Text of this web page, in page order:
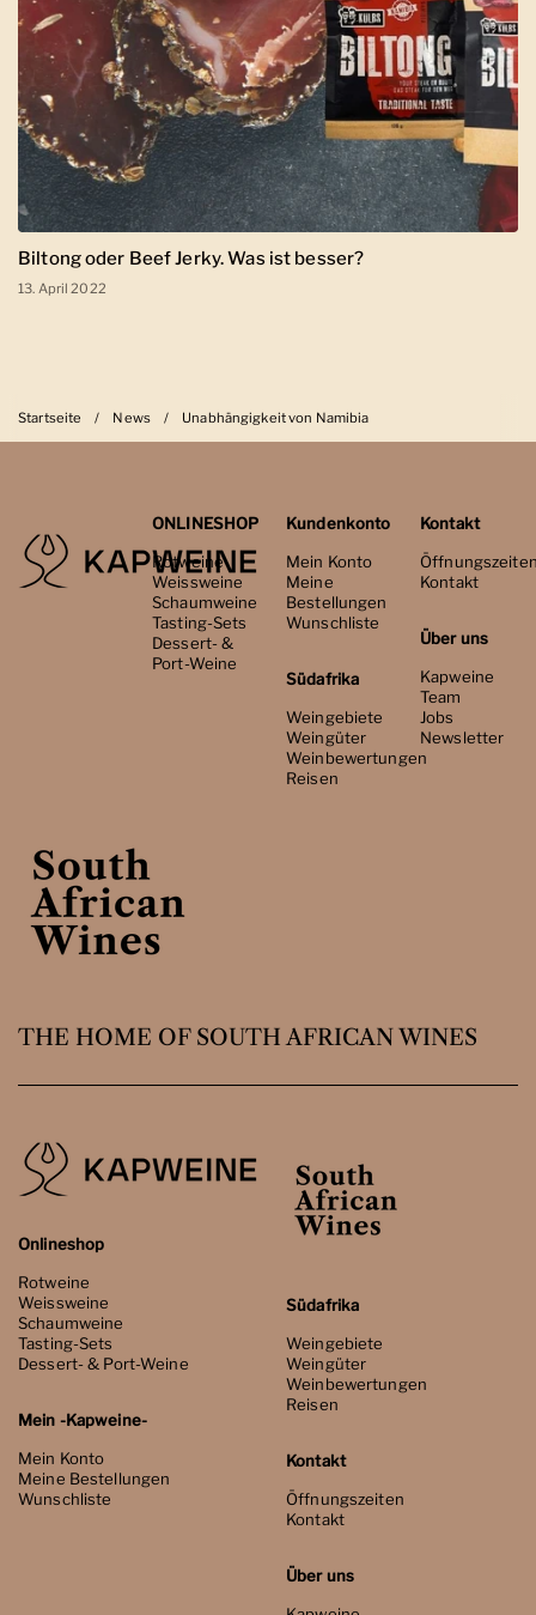
Biltong oder Beef Jerky. Was ist besser?
13. April 2022
Startseite / News / Unabhängigkeit von Namibia
ONLINESHOP
Rotweine
Weissweine
Schaumweine
Tasting-Sets
Dessert- &
Port-Weine
Kundenkonto
Mein Konto
Meine
Bestellungen
Wunschliste
Südafrika
Weingebiete
Weingüter
Weinbewertungen
Reisen
Kontakt
Kontakt
Über uns
Kapweine
Team
Jobs
Newsletter
THE HOME OF SOUTH AFRICAN WINES
Onlineshop
Rotweine
Weissweine
Schaumweine
Tasting-Sets
Dessert- & Port-Weine
Mein -Kapweine-
Mein Konto
Meine Bestellungen
Wunschliste
Südafrika
Weingebiete
Weingüter
Weinbewertungen
Reisen
Kontakt
Öffnungszeiten
Kontakt
Über uns